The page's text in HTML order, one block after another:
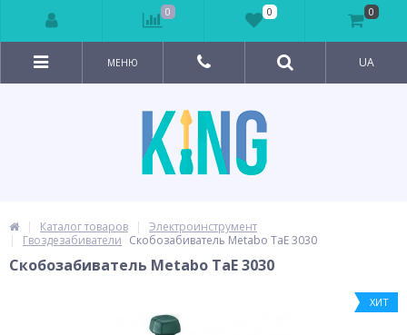
МЕНЮ UA
Каталог товаров
Электроинструмент
Гвоздезабиватели Cкобозабиватель Metabo TaE 3030
Cкобозабиватель Metabo TaE 3030
ХИТ
0 0 0